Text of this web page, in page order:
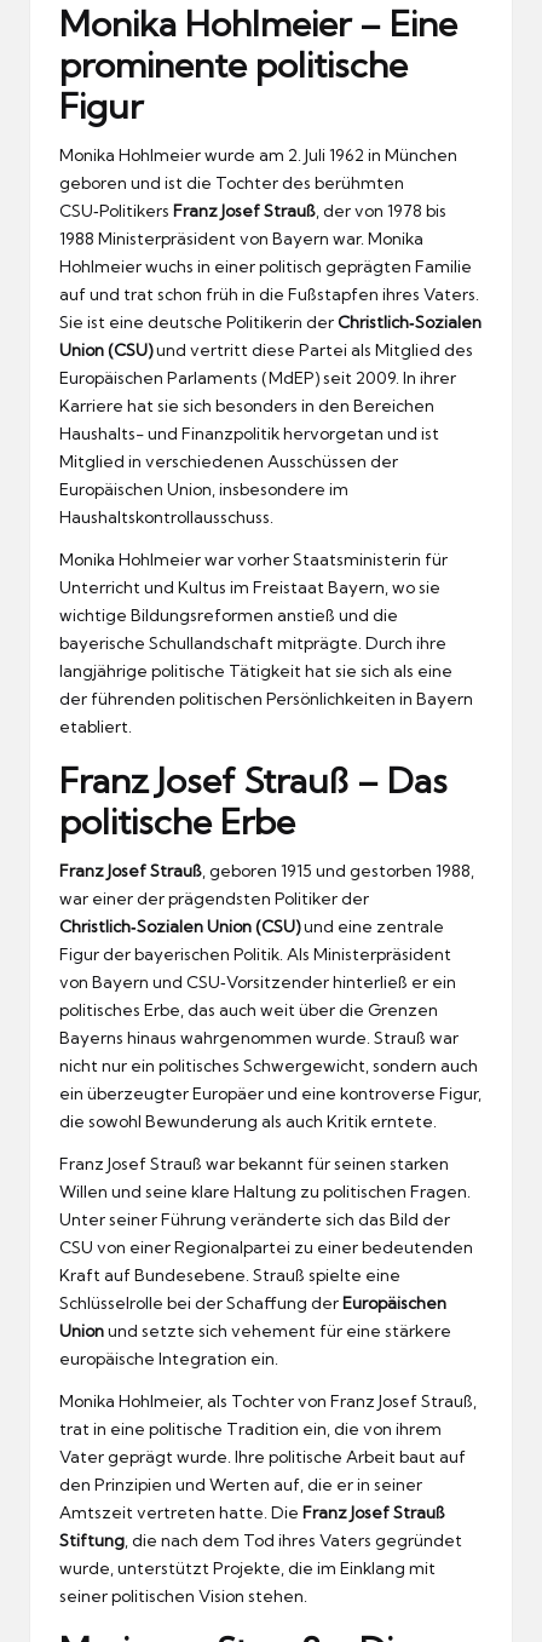
Monika Hohlmeier – Eine
prominente politische
Figur
Monika Hohlmeier wurde am 2. Juli 1962 in München
geboren und ist die Tochter des berühmten
CSU‑Politikers Franz Josef Strauß , der von 1978 bis
1988 Ministerpräsident von Bayern war. Monika
Hohlmeier wuchs in einer politisch geprägten Familie
auf und trat schon früh in die Fußstapfen ihres Vaters.
Sie ist eine deutsche Politikerin derChristlich‑Sozialen
Union (CSU)und vertritt diese Partei als Mitglied des
Europäischen Parlaments (MdEP) seit 2009. In ihrer
Karriere hat sie sich besonders in den Bereichen
Haushalts- und Finanzpolitik hervorgetan und ist
Mitglied in verschiedenen Ausschüssen der
Europäischen Union, insbesondere im
Haushaltskontrollausschuss.
Monika Hohlmeier war vorher Staatsministerin für
Unterricht und Kultus im Freistaat Bayern, wo sie
wichtige Bildungsreformen anstieß und die
bayerische Schullandschaft mitprägte. Durch ihre
langjährige politische Tätigkeit hat sie sich als eine
der führenden politischen Persönlichkeiten in Bayern
etabliert.
Franz Josef Strauß – Das
politische Erbe
Franz Josef Strauß , geboren 1915 und gestorben 1988,
war einer der prägendsten Politiker der
Christlich‑Sozialen Union (CSU)und eine zentrale
Figur der bayerischen Politik. Als Ministerpräsident
von Bayern und CSU‑Vorsitzender hinterließ er ein
politisches Erbe, das auch weit über die Grenzen
Bayerns hinaus wahrgenommen wurde. Strauß war
nicht nur ein politisches Schwergewicht, sondern auch
ein überzeugter Europäer und eine kontroverse Figur,
die sowohl Bewunderung als auch Kritik erntete.
Franz Josef Strauß war bekannt für seinen starken
Willen und seine klare Haltung zu politischen Fragen.
Unter seiner Führung veränderte sich das Bild der
CSU von einer Regionalpartei zu einer bedeutenden
Kraft auf Bundesebene. Strauß spielte eine
Schlüsselrolle bei der Schaffung derEuropäischen
Unionund setzte sich vehement für eine stärkere
europäische Integration ein.
Monika Hohlmeier, als Tochter von Franz Josef Strauß,
trat in eine politische Tradition ein, die von ihrem
Vater geprägt wurde. Ihre politische Arbeit baut auf
den Prinzipien und Werten auf, die er in seiner
Amtszeit vertreten hatte. Die Franz Josef Strauß
Stiftung , die nach dem Tod ihres Vaters gegründet
wurde, unterstützt Projekte, die im Einklang mit
seiner politischen Vision stehen.